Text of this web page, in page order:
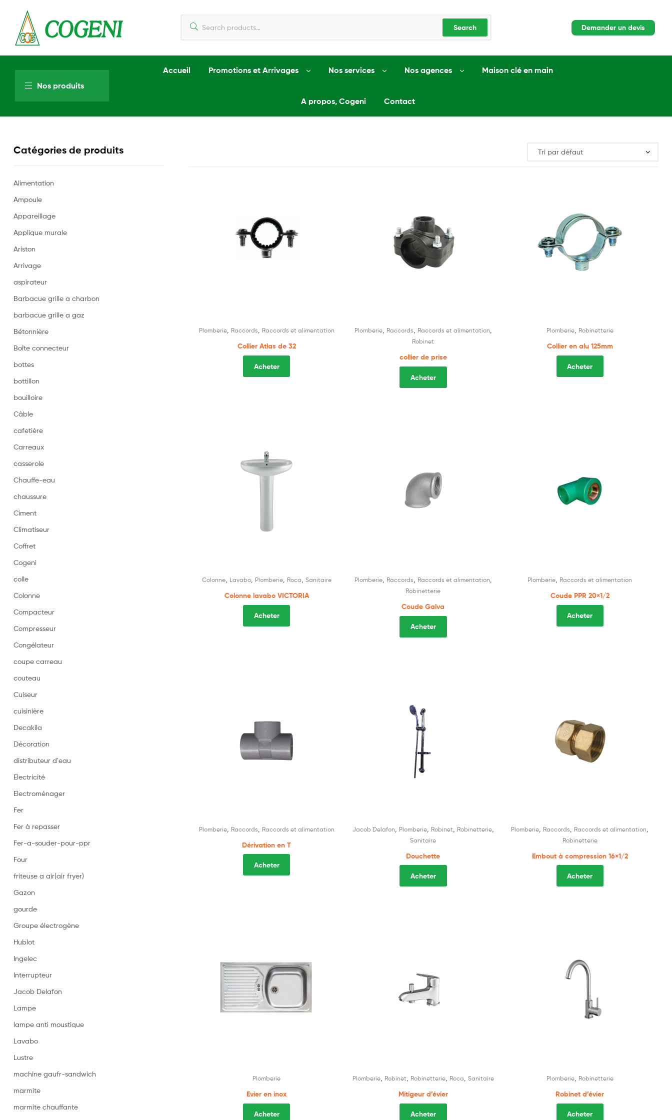
Cogeni
Cameroun
différence,
Search Demander un devis
Nos produits
Accueil Promotions et Arrivages Nos services Nos agences Maison clé en main
A propos, Cogeni Contact
Plomberie, Raccords Raccords et alimentation
Collier Atlas de 32
Acheter
Plomberie, Raccords Raccords et alimentation
Robinet
collier de prise
Acheter
Plomberie, Robinetterie
Collier en alu 125mm
Acheter
Colonne, Lavabo, Plomberie, Roca Sanitaire
Colonne lavabo VICTORIA
Acheter
Plomberie, Raccords Raccords et alimentation
Robinetterie
Coude Galva
Acheter
Plomberie Raccords et alimentation
Coude PPR 20×1/2
Acheter
Plomberie, Raccords Raccords et alimentation
Dérivation en T
Acheter
Jacob Delafon Plomberie, Robinet Robinetterie,
Sanitaire
Douchette
Acheter
Plomberie Raccords Raccords et alimentation
Robinetterie
Embout à compression 16×1/2
Acheter
Plomberie
Evier en inox
Acheter
Plomberie, Robinet Robinetterie, Roca Sanitaire
Mitigeur d’évier
Acheter
Plomberie, Robinetterie
Robinet d’évier
Acheter
Catégories de produits
Alimentation
Ampoule
Appareillage
Applique murale
Ariston
Arrivage
aspirateur
Barbacue grille a charbon
barbacue grille a gaz
Bétonnière
Boîte connecteur
bottes
bottillon
bouilloire
Câble
cafetière
Carreaux
casserole
Chauffe-eau
chaussure
Ciment
Climatiseur
Coffret
Cogeni
colle
Colonne
Compacteur
Compresseur
Congélateur
coupe carreau
couteau
Cuiseur
cuisinière
Decakila
Décoration
distributeur d'eau
Electricité
Electroménager
Fer
Fer à repasser
Fer-a-souder-pour-ppr
Four
friteuse a air(air fryer)
Gazon
gourde
Groupe électrogène
Hublot
Ingelec
Interrupteur
Jacob Delafon
Lampe
lampe anti moustique
Lavabo
Lustre
machine gaufr-sandwich
marmite
marmite chauffante